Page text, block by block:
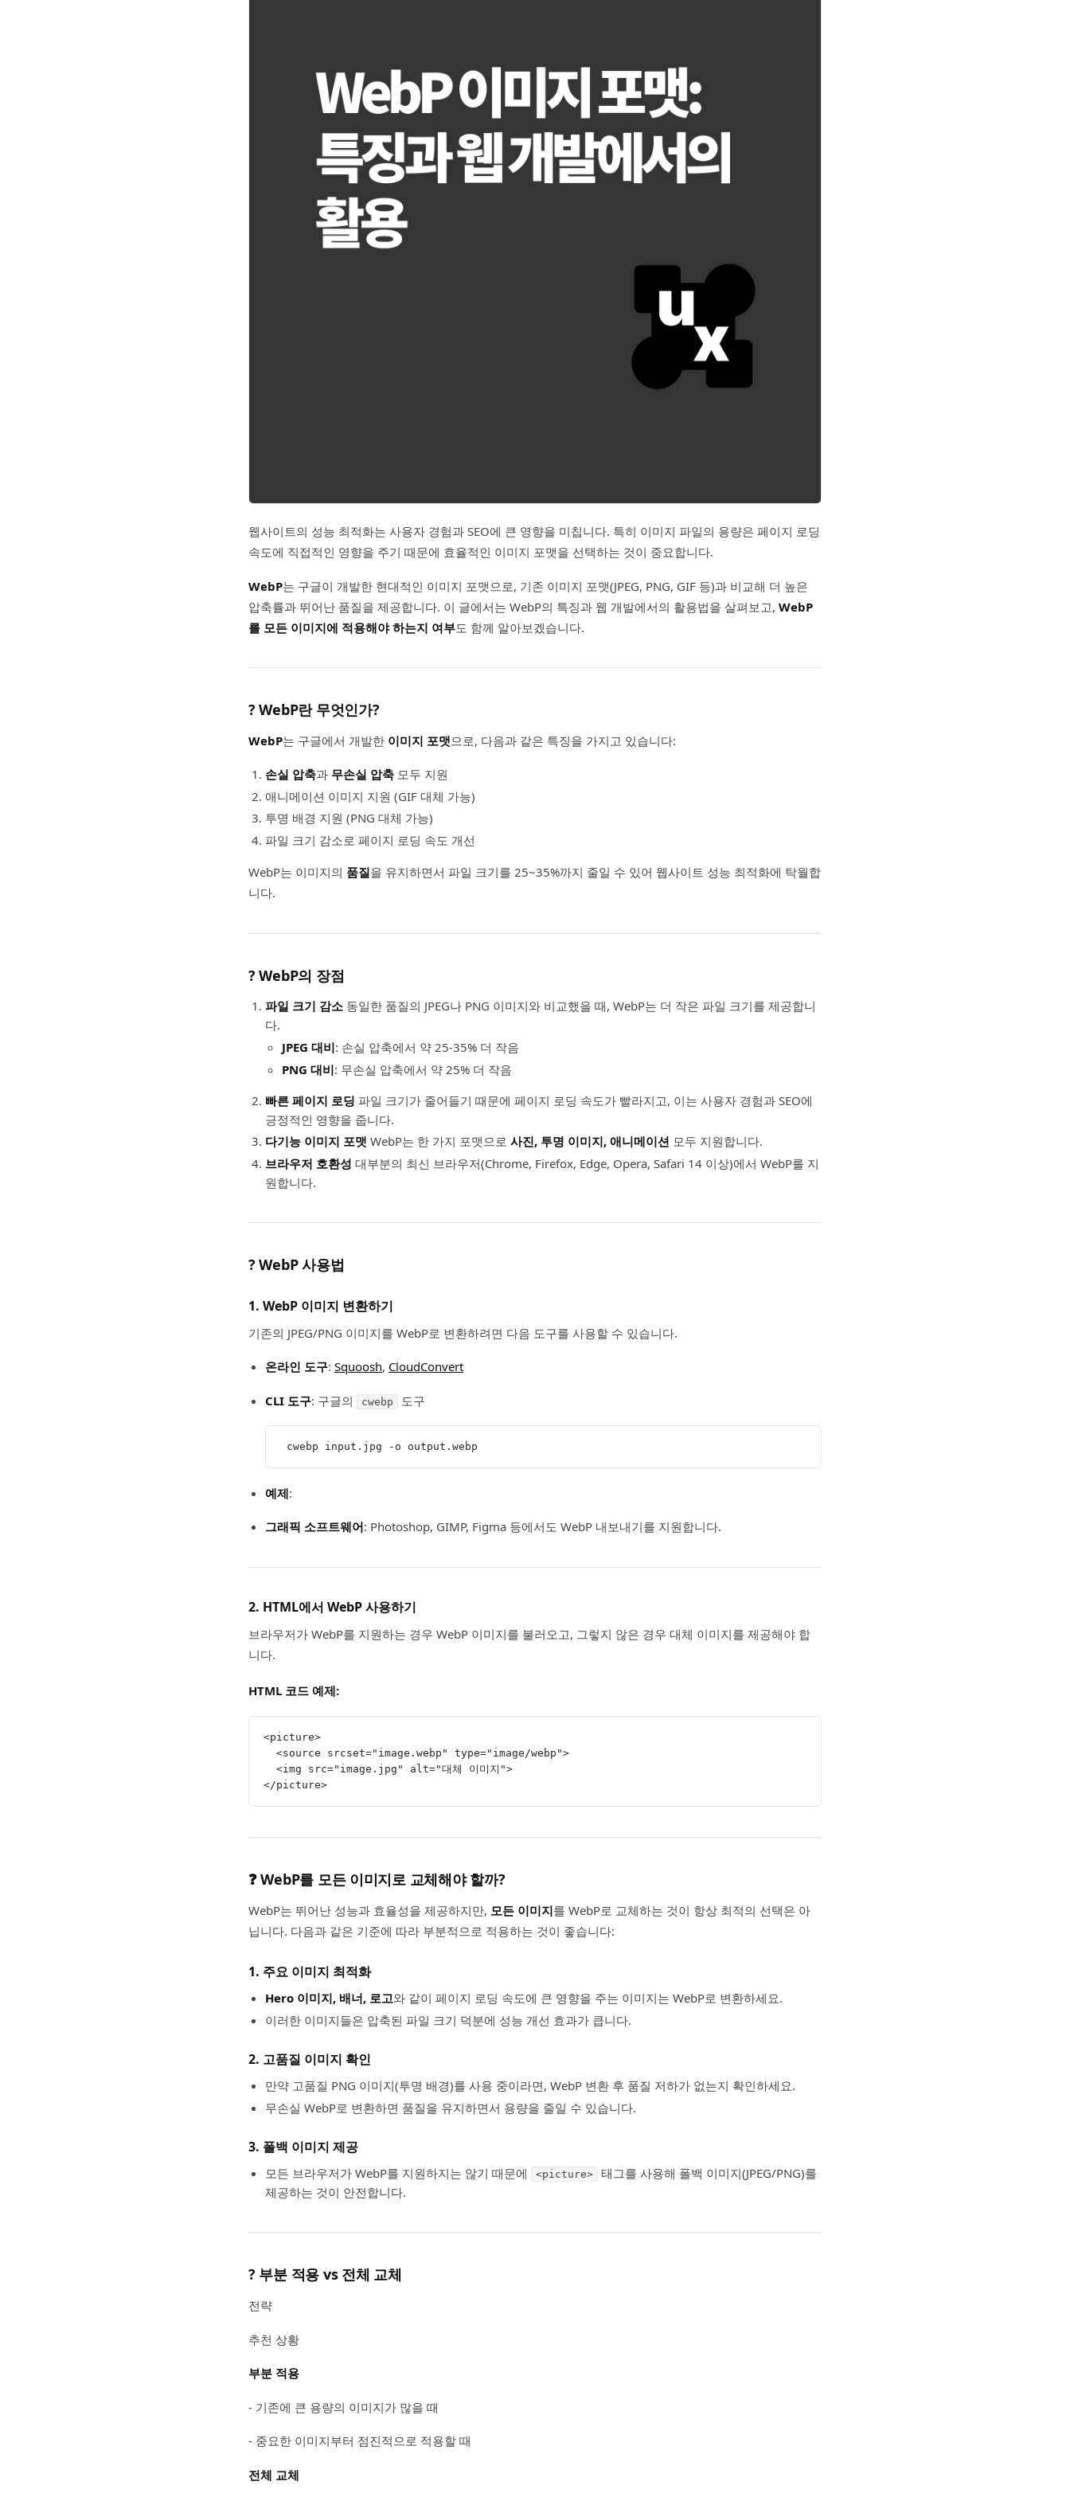
웹사이트의 성능 최적화는 사용자 경험과 SEO에 큰 영향을 미칩니다. 특히 이미지 파일의 용량은 페이지 로딩
속도에 직접적인 영향을 주기 때문에 효율적인 이미지 포맷을 선택하는 것이 중요합니다.
WebP는 구글이 개발한 현대적인 이미지 포맷으로, 기존 이미지 포맷(JPEG, PNG, GIF 등)과 비교해 더 높은
압축률과 뛰어난 품질을 제공합니다. 이 글에서는 WebP의 특징과 웹 개발에서의 활용법을 살펴보고, WebP
를 모든 이미지에 적용해야 하는지 여부도 함께 알아보겠습니다.
?WebP란 무엇인가?
WebP는 구글에서 개발한 이미지 포맷으로, 다음과 같은 특징을 가지고 있습니다:
손실 압축과 무손실 압축 모두 지원
애니메이션 이미지 지원 (GIF 대체 가능)
투명 배경 지원 (PNG 대체 가능)
파일 크기 감소로 페이지 로딩 속도 개선
WebP는 이미지의 품질을 유지하면서 파일 크기를 25~35%까지 줄일 수 있어 웹사이트 성능 최적화에 탁월합
니다.
?WebP의 장점
파일 크기 감소 동일한 품질의 JPEG나 PNG 이미지와 비교했을 때, WebP는 더 작은 파일 크기를 제공합니
다.
JPEG 대비: 손실 압축에서 약 25-35% 더 작음
PNG 대비: 무손실 압축에서 약 25% 더 작음
빠른 페이지 로딩 파일 크기가 줄어들기 때문에 페이지 로딩 속도가 빨라지고, 이는 사용자 경험과 SEO에
긍정적인 영향을 줍니다.
다기능 이미지 포맷 WebP는 한 가지 포맷으로 사진, 투명 이미지, 애니메이션 모두 지원합니다.
브라우저 호환성 대부분의 최신 브라우저(Chrome, Firefox, Edge, Opera, Safari 14 이상)에서 WebP를 지
원합니다.
?WebP 사용법
1. WebP 이미지 변환하기
기존의 JPEG/PNG 이미지를 WebP로 변환하려면 다음 도구를 사용할 수 있습니다.
온라인 도구: Squoosh, CloudConvert
CLI 도구: 구글의 cwebp 도구
cwebp input.jpg -o output.webp
예제:
그래픽 소프트웨어: Photoshop, GIMP, Figma 등에서도 WebP 내보내기를 지원합니다.
2. HTML에서 WebP 사용하기
브라우저가 WebP를 지원하는 경우 WebP 이미지를 불러오고, 그렇지 않은 경우 대체 이미지를 제공해야 합
니다.
HTML 코드 예제:
<picture>
  <source srcset="image.webp" type="image/webp">
  <img src="image.jpg" alt="대체 이미지">
</picture>
❓WebP를 모든 이미지로 교체해야 할까?
WebP는 뛰어난 성능과 효율성을 제공하지만, 모든 이미지를 WebP로 교체하는 것이 항상 최적의 선택은 아
닙니다. 다음과 같은 기준에 따라 부분적으로 적용하는 것이 좋습니다:
1. 주요 이미지 최적화
Hero 이미지, 배너, 로고와 같이 페이지 로딩 속도에 큰 영향을 주는 이미지는 WebP로 변환하세요.
이러한 이미지들은 압축된 파일 크기 덕분에 성능 개선 효과가 큽니다.
2. 고품질 이미지 확인
만약 고품질 PNG 이미지(투명 배경)를 사용 중이라면, WebP 변환 후 품질 저하가 없는지 확인하세요.
무손실 WebP로 변환하면 품질을 유지하면서 용량을 줄일 수 있습니다.
3. 폴백 이미지 제공
모든 브라우저가 WebP를 지원하지는 않기 때문에 <picture>
태그를 사용해 폴백 이미지(JPEG/PNG)를
제공하는 것이 안전합니다.
?️ 부분 적용 vs 전체 교체
전략
추천 상황
부분 적용
- 기존에 큰 용량의 이미지가 많을 때
- 중요한 이미지부터 점진적으로 적용할 때
전체 교체